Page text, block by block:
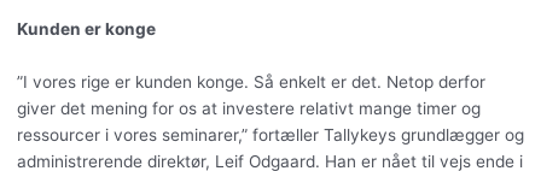
Kunden er konge
”I vores rige er kunden konge. Så enkelt er det. Netop derfor
giver det mening for os at investere relativt mange timer og
ressourcer i vores seminarer,” fortæller Tallykeys grundlægger og
administrerende direktør, Leif Odgaard. Han er nået til vejs ende i